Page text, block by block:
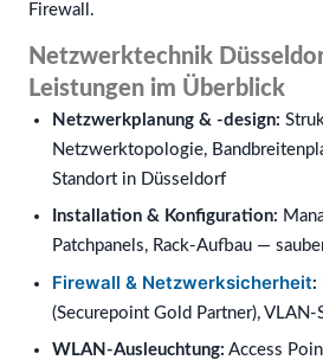
Firewall.
Netzwerktechnik
Leistungen im Überblick
Netzwerkplanung & -design:
Netzwerktopologie,
Standort in Düsseldorf
Installation & Konfiguration:
Patchpanels, Rack-Aufbau —
Firewall & Netzwerksicherheit:
(Securepoint Gold Partner), VLAN-
WLAN-Ausleuchtung: Access